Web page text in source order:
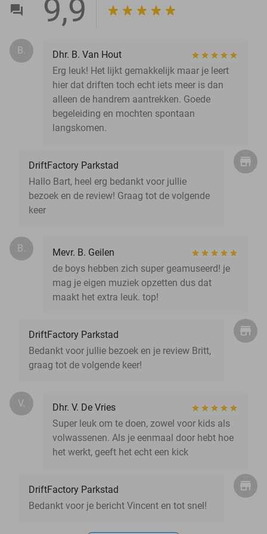
9,9
B.
Dhr. B. Van Hout
Erg leuk! Het lijkt gemakkelijk maar je leert
hier dat driften toch echt iets meer is dan
alleen de handrem aantrekken. Goede
begeleiding en mochten spontaan
langskomen.
DriftFactory Parkstad
Hallo Bart, heel erg bedankt voor jullie
bezoek en de review! Graag tot de volgende
keer
B.
Mevr. B. Geilen
de boys hebben zich super geamuseerd! je
mag je eigen muziek opzetten dus dat
maakt het extra leuk. top!
DriftFactory Parkstad
Bedankt voor jullie bezoek en je review Britt,
graag tot de volgende keer!
V.
Dhr. V. De Vries
Super leuk om te doen, zowel voor kids als
volwassenen. Als je eenmaal door hebt hoe
het werkt, geeft het echt een kick
DriftFactory Parkstad
Bedankt voor je bericht Vincent en tot snel!